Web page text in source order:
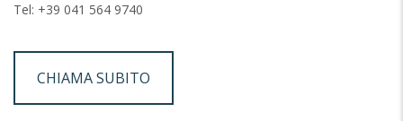
Tel: +39 041 564 9740
CHIAMA SUBITO